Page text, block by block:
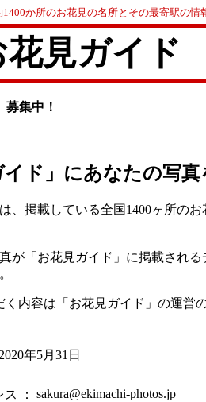
1400か所のお花見の名所とその最寄駅の情
花見ガイド
募集中！
イド」にあなたの写
、掲載している全国1400ヶ所の
が「お花見ガイド」に掲載され
く内容は「お花見ガイド」の運営
年5月31日
ス ：
sakura@ekimachi-photos.jp